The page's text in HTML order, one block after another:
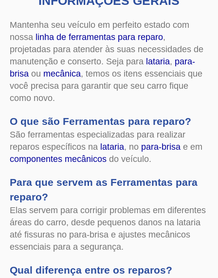
Mantenha seu veículo em perfeito estado com
nossa linha de ferramentas para reparo,
projetadas para atender às suas necessidades de
manutenção e conserto. Seja para lataria, para-
brisa ou mecânica, temos os itens essenciais que
você precisa para garantir que seu carro fique
como novo.
O que são Ferramentas para reparo?
São ferramentas especializadas para realizar
reparos específicos na lataria, no para-brisa e em
componentes mecânicos do veículo.
Para que servem as Ferramentas para
reparo?
Elas servem para corrigir problemas em diferentes
áreas do carro, desde pequenos danos na lataria
até fissuras no para-brisa e ajustes mecânicos
essenciais para a segurança.
Qual diferença entre os reparos?